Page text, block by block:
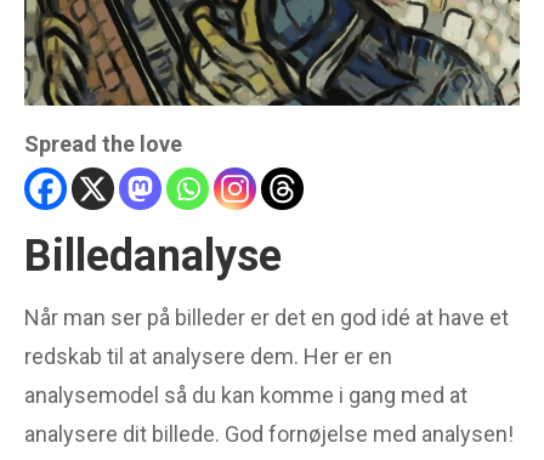
Portræt
Reklame
Tegneserie
OM ANALYSEMODEL.DK
Denne side er for dig der
model til alle former for
billede, skulptur mm.
Spread the love
Billedanalyse
Når man ser på billeder er det en god idé at have et
redskab til at analysere dem. Her er en
analysemodel så du kan komme i gang med at
analysere dit billede. God fornøjelse med analysen!